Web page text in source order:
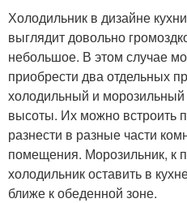
Холодильник в дизайне
выглядит довольно
небольшое. В этом случае
приобрести два отдельных
холодильный и
высоты. Их можно встроить
разнести в разные части
помещения. Морозильник, к
холодильник оставить в
ближе к обеденной зоне.